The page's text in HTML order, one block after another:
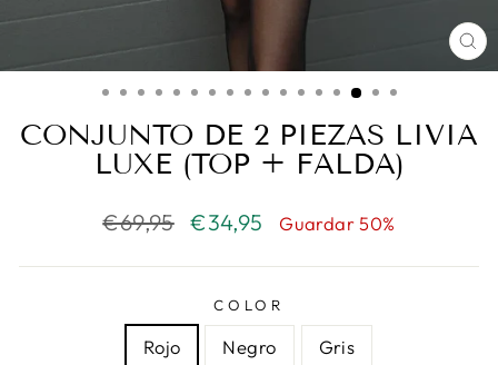
CONJUNTO DE 2 PIEZAS LIVIA
LUXE (TOP + FALDA)
Precio
€69,95
Precio
oferta
€34,95 Guardar 50%
COLOR
Rojo Negro Gris